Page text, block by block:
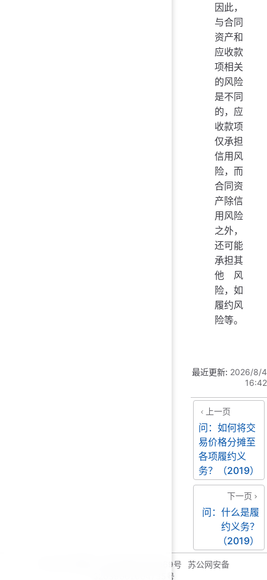
因此，
与合同
资产和
应收款
项相关
的风险
是不同
的，应
收款项
仅承担
信用风
险，而
合同资
产除信
用风险
之外，
还可能
承担其
他风
险，如
履约风
险等。
最近更新: 2026/8/4
16:42
上一页
问：如何将交
易价格分摊至
各项履约义
务？（2019）
下一页
问：什么是履
约义务？
（2019）
苏ICP备18066969号
苏公网安备
32059002004735号